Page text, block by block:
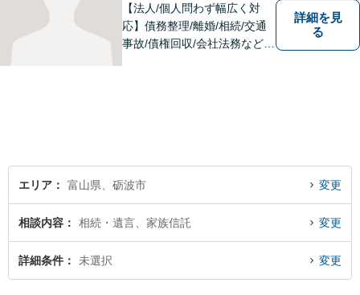
も。
【法人/個人問わず幅広く対
応】債務整理/離婚/相続/交通
事故/債権回収/会社法務など幅
詳細を見
る
エリア 富山県、砺波市 変更
相談内容 相続・遺言、家族信託 変更
詳細条件 未選択 変更